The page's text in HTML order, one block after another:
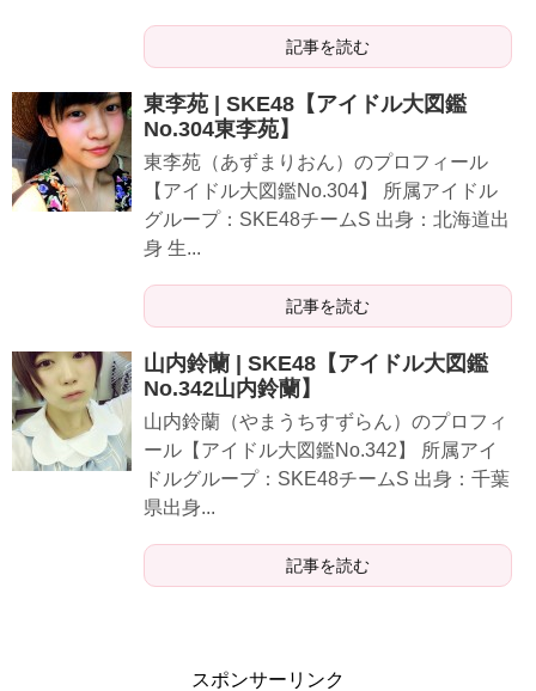
記事を読む
東李苑 | SKE48【アイドル大図鑑
No.304東李苑】
東李苑（あずまりおん）のプロフィール
【アイドル大図鑑No.304】 所属アイドル
グループ：SKE48チームS 出身：北海道出
身 生...
記事を読む
山内鈴蘭 | SKE48【アイドル大図鑑
No.342山内鈴蘭】
山内鈴蘭（やまうちすずらん）のプロフィ
ール【アイドル大図鑑No.342】 所属アイ
ドルグループ：SKE48チームS 出身：千葉
県出身...
記事を読む
スポンサーリンク